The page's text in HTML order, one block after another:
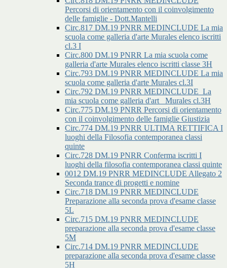
Percorsi di orientamento con il coinvolgimento
delle famiglie - Dott.Mantelli
Circ.817 DM.19 PNRR MEDINCLUDE La mia
scuola come galleria d'arte Murales elenco iscritti
cl.3 I
Circ.800 DM.19 PNRR La mia scuola come
galleria d'arte Murales elenco iscritti classe 3H
Circ.793 DM.19 PNRR MEDINCLUDE La mia
scuola come galleria d'arte Murales cl.3I
Circ.792 DM.19 PNRR MEDINCLUDE_La
mia scuola come galleria d'art _Murales cl.3H
Circ.775 DM.19 PNRR Percorsi di orientamento
con il coinvolgimento delle famiglie Giustizia
Circ.774 DM.19 PNRR ULTIMA RETTIFICA I
luoghi della Filosofia contemporanea classi
quinte
Circ.728 DM.19 PNRR Conferma iscritti I
luoghi della filosofia contemporanea classi quinte
0012 DM.19 PNRR MEDINCLUDE Allegato 2
Seconda trance di progetti e nomine
Circ.718 DM.19 PNRR MEDINCLUDE
Preparazione alla seconda prova d'esame classe
5L
Circ.715 DM.19 PNRR MEDINCLUDE
preparazione alla seconda prova d'esame classe
5M
Circ.714 DM.19 PNRR MEDINCLUDE
preparazione alla seconda prova d'esame classe
5H